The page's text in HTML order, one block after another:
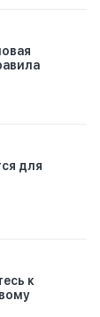
для
к